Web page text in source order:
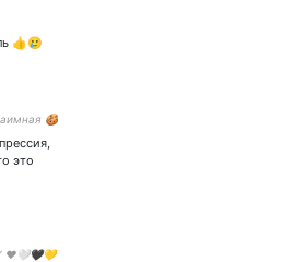
я могу
👍🥲
🍪
это
❤️🤍🖤💛